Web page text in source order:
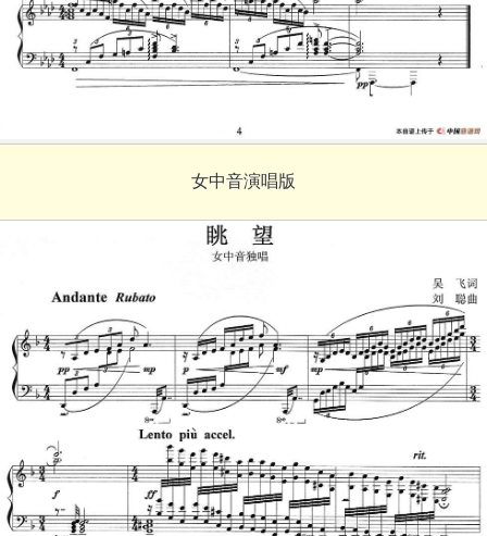
女中音演唱版